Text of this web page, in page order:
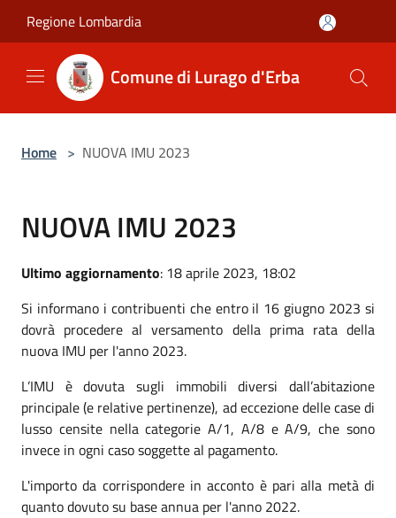
Regione Lombardia
Comune di Lurago d'Erba
Home > NUOVA IMU 2023
NUOVA IMU 2023
Ultimo aggiornamento: 18 aprile 2023, 18:02
Si informano i contribuenti che entro il 16 giugno 2023 si
dovrà procedere al versamento della prima rata della
nuova IMU per l'anno 2023.
L’IMU è dovuta sugli immobili diversi dall’abitazione
principale (e relative pertinenze), ad eccezione delle case di
lusso censite nella categorie A/1, A/8 e A/9, che sono
invece in ogni caso soggette al pagamento.
L'importo da corrispondere in acconto è pari alla metà di
quanto dovuto su base annua per l'anno 2022.